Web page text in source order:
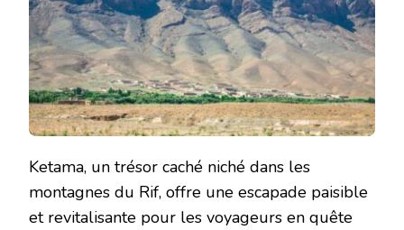
Ketama, un trésor caché niché dans les
montagnes du Rif, offre une escapade paisible
et revitalisante pour les voyageurs en quête